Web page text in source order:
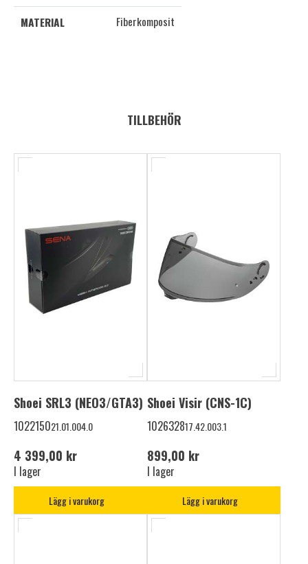
MATERIAL Fiberkomposit
TILLBEHÖR
Shoei SRL3 (NEO3/GTA3)
102215021.01.004.0
4 399,00 kr
I lager
Lägg i varukorg
Shoei Visir (CNS-1C)
102632817.42.003.1
899,00 kr
I lager
Lägg i varukorg